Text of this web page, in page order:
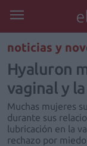
noticias y
Hyaluron
vaginal y
Muchas mujeres
durante sus
lubricación en la
rechazo por